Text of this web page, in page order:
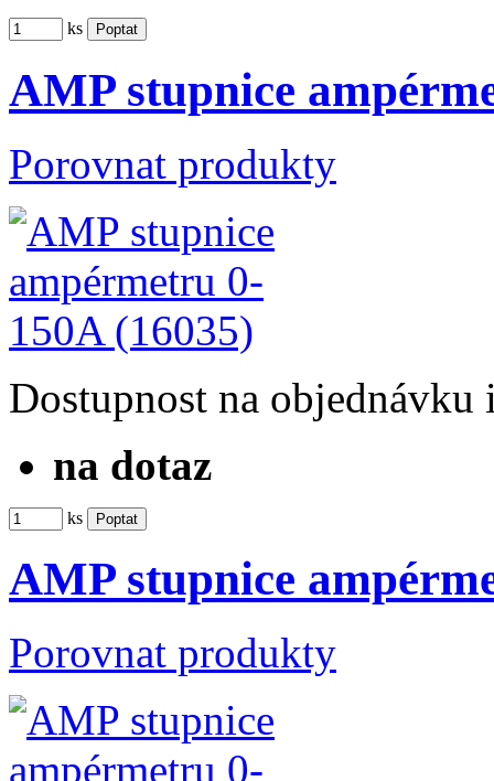
ks
AMP stupnice
Porovnat produkty
Dostupnost na objednávku
na dotaz
ks
AMP stupnice
Porovnat produkty